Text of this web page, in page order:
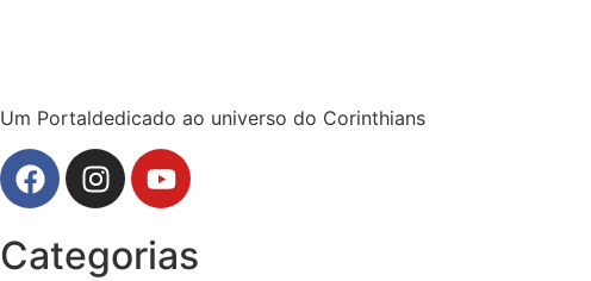
Um Portaldedicado ao universo do Corinthians
Categorias